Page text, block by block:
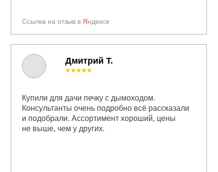
Ссылка на отзыв в Яндексе
★★★★★
Купили для дачи печку с дымоходом.
Консультанты очень подробно всё рассказали
и подобрали. Ассортимент хороший, цены
не выше, чем у других.
Дмитрий Т.